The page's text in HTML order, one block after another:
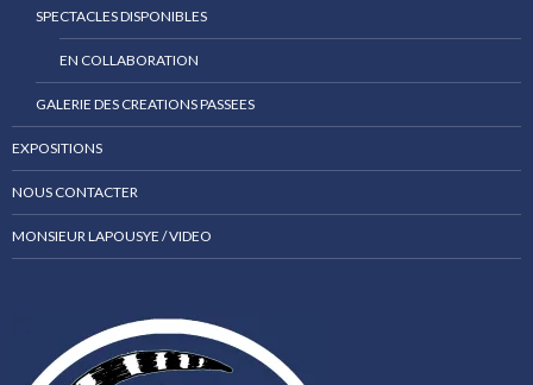
SPECTACLES DISPONIBLES
EN COLLABORATION
GALERIE DES CREATIONS PASSEES
EXPOSITIONS
NOUS CONTACTER
MONSIEUR LAPOUSYE / VIDEO